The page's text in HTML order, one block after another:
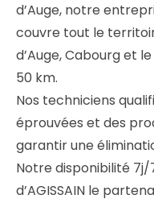
d’Auge, notre
couvre tout le
d’Auge, Cabourg et
50 km.
Nos techniciens
éprouvées et des
garantir une
Notre disponibilité
d’AGISSAIN le